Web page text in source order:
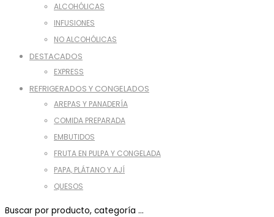
ALCOHÓLICAS
INFUSIONES
NO ALCOHÓLICAS
DESTACADOS
EXPRESS
REFRIGERADOS Y CONGELADOS
AREPAS Y PANADERÍA
COMIDA PREPARADA
EMBUTIDOS
FRUTA EN PULPA Y CONGELADA
PAPA, PLÁTANO Y AJÍ
QUESOS
Buscar por producto, categoría ...